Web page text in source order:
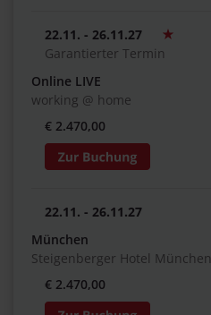
22.11. - 26.11.27
Garantierter Termin
Online LIVE
working @ home
€ 2.470,00
22.11. - 26.11.27
München
Steigenberger Hotel München
€ 2.470,00